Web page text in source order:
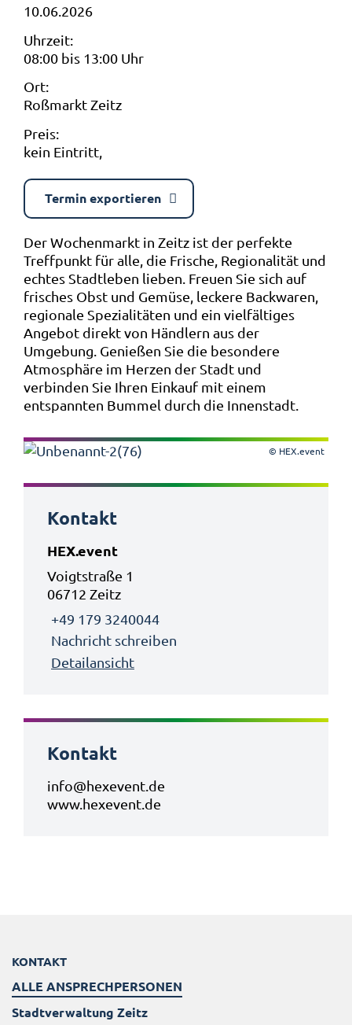
10.06.2026
Uhrzeit:
08:00 bis 13:00 Uhr
Ort:
Roßmarkt Zeitz
Preis:
kein Eintritt,
Termin exportieren
Der Wochenmarkt in Zeitz ist der perfekte
Treffpunkt für alle, die Frische, Regionalität und
echtes Stadtleben lieben. Freuen Sie sich auf
frisches Obst und Gemüse, leckere Backwaren,
regionale Spezialitäten und ein vielfältiges
Angebot direkt von Händlern aus der
Umgebung. Genießen Sie die besondere
Atmosphäre im Herzen der Stadt und
verbinden Sie Ihren Einkauf mit einem
entspannten Bummel durch die Innenstadt.
© HEX.event
Kontakt
HEX.event
Voigtstraße 1
06712 Zeitz
+49 179 3240044
Nachricht schreiben
Detailansicht
Kontakt
info@hexevent.de
www.hexevent.de
KONTAKT
ALLE ANSPRECHPERSONEN
Stadtverwaltung Zeitz